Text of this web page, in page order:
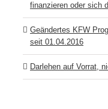
finanzieren oder sich
Geändertes KFW
seit 01.04.2016
Darlehen auf Vorrat,